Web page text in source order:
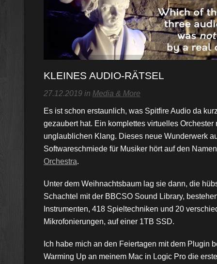
KLEINES AUDIO-RÄTSEL
27.12.2019 in Media & More
Es ist schon erstaunlich, was Spitfire Audio da
gezaubert hat. Ein komplettes virtuelles Orchester
unglaublichen Klang. Dieses neue Wunderwerk
Softwareschmiede für Musiker hört auf den
Orchestra.
Unter dem Weihnachtsbaum lag sie dann, die
Schachtel mit der BBCSO Sound Library,
Instrumenten, 418 Spieltechniken und 20
Mikrofonierungen, auf einer 1TB SSD.
Ich habe mich an den Feiertagen mit dem Plugin
Warming Up an meinem Mac in Logic Pro die